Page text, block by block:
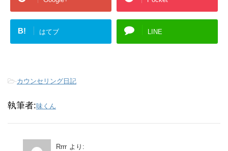
B! はてブ LINE
-カウンセリング日記
執筆者:味くん
Rrrr より: